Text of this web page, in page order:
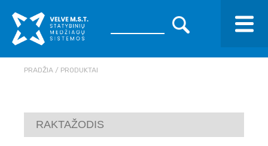
PRADŽIA PRODUKTAI